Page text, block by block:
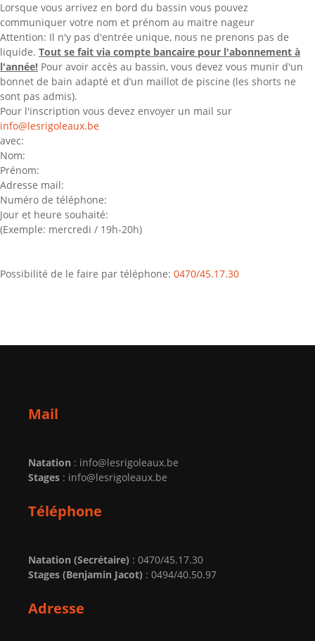
Lorsque vous arrivez en bord du bassin vous pouvez
communiquer votre nom et prénom au maitre nageur
Attention: Il n'y pas d'entrée unique, nous ne prenons pas de
liquide. Tout se fait via compte bancaire pour l'abonnement à
l'année! Pour avoir accès au bassin, vous devez vous munir d'un
bonnet de bain adapté et d’un maillot de piscine (les shorts ne
sont pas admis).
Pour l'inscription vous devez envoyer un mail sur
info@lesrigoleaux.be
avec:
Nom:
Prénom:
Adresse mail:
Numéro de téléphone:
Jour et heure souhaité:
(Exemple: mercredi / 19h-20h)
Possibilité de le faire par téléphone: 0470/45.17.30
Mail
Natation : info@lesrigoleaux.be
Stages : info@lesrigoleaux.be
Téléphone
Natation (Secrétaire) : 0470/45.17.30
Stages (Benjamin Jacot) : 0494/40.50.97
Adresse